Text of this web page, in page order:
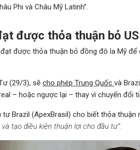
Phi và Châu Mỹ Latinh”.
được thỏa thuận bỏ
được thỏa thuận bỏ đồng đô la Mỹ để
(29/3), sẽ cho phép Trung Quốc và
– hoặc ngược lại – thay vì chuyển đổi
Brazil (ApexBrasil) cho biết thỏa thuận
tạo điều kiện thuận lợi cho đầu tư”.